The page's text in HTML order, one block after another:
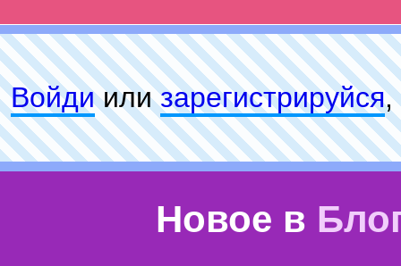
Войдиилизарeгиcтpируйся,
Новое в